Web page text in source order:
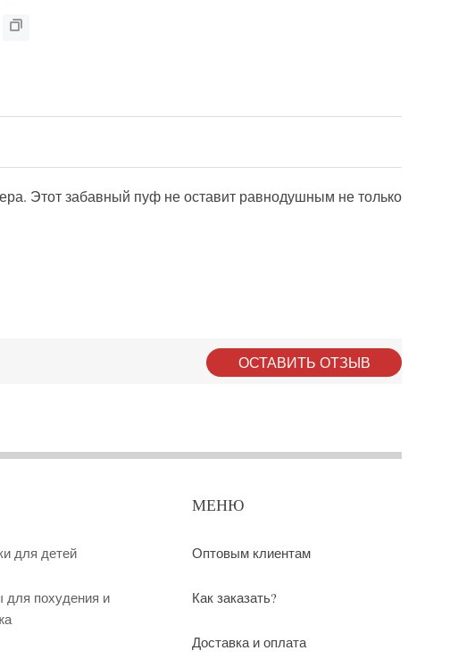
Этот забавный пуф не оставит равнодушным не только
ОСТАВИТЬ ОТЗЫВ
для детей
для похудения и
МЕНЮ
Оптовым клиентам
Как заказать?
Доставка и оплата